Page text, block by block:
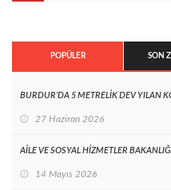
POPÜLER SON
BURDUR’DA 5 METRELİK DEV YILAN
27 Haziran 2026
AİLE VE SOSYAL HİZMETLER
14 Mayıs 2026